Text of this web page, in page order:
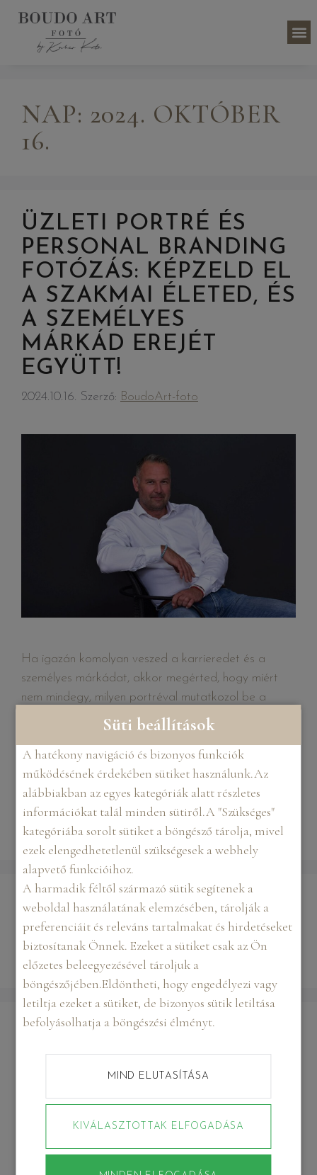
Süti beállítások
A hatékony navigáció és bizonyos funkciók
működésének érdekében sütiket használunk.Az
alábbiakban az egyes kategóriák alatt részletes
információkat talál minden sütiről.A "Szükséges"
kategóriába sorolt sütiket a böngésző tárolja, mivel
ezek elengedhetetlenül szükségesek a webhely
alapvető funkcióihoz.
A harmadik féltől származó sütik segítenek a
weboldal használatának elemzésében, tárolják a
preferenciáit és releváns tartalmakat és hirdetéseket
biztosítanak Önnek. Ezeket a sütiket csak az Ön
előzetes beleegyezésével tároljuk a
böngészőjében.Eldöntheti, hogy engedélyezi vagy
letiltja ezeket a sütiket, de bizonyos sütik letiltása
befolyásolhatja a böngészési élményt.
MIND ELUTASÍTÁSA
KIVÁLASZTOTTAK ELFOGADÁSA
NAP: 2024. OKTÓBER
16.
ÜZLETI PORTRÉ ÉS
PERSONAL BRANDING
FOTÓZÁS: KÉPZELD EL
A SZAKMAI ÉLETED, ÉS
A SZEMÉLYES
MÁRKÁD EREJÉT
EGYÜTT!
2024.10.16. Szerző: BoudoArt-foto
Ha igazán komolyan veszed a karrieredet és a
személyes márkádat, akkor megérted, hogy miért
nem mindegy, milyen portréval mutatkozol be a
világnak, hogy miért fontos az üzleti portré és
Personal branding,Portré fotózás,Üzleti portré
fotózás
fotósorozat
,fotózás , Portré fotózás
Keresés
KERESÉS
LEGUTÓBBI
BEJEGYZÉSEK
hiteles márkát online?